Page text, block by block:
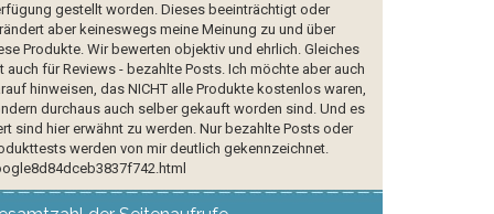
gestellt worden. Dieses beeinträchtigt oder
aber keineswegs meine Meinung zu und über
Produkte. Wir bewerten objektiv und ehrlich. Gleiches
auch für Reviews - bezahlte Posts. Ich möchte aber auch
hinweisen, das NICHT alle Produkte kostenlos waren,
durchaus auch selber gekauft worden sind. Und es
sind hier erwähnt zu werden. Nur bezahlte Posts oder
werden von mir deutlich gekennzeichnet.